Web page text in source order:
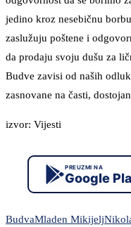
jedino kroz nesebičnu
zaslužuju poštene i
da prodaju svoju dušu za
Budve zavisi od naših
zasnovane na časti,
izvor: Vijesti
PREUZMI NA
Google
BudvaMladen Mikijelj